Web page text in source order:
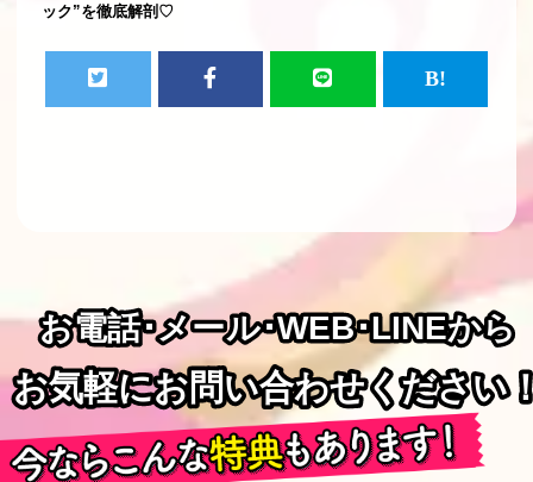
ック”を徹底解剖♡
お電話･メール･WEB･LINEから
お電話･メール･WEB･LINEから
お気軽にお問い合わせください
お気軽にお問い合わせください